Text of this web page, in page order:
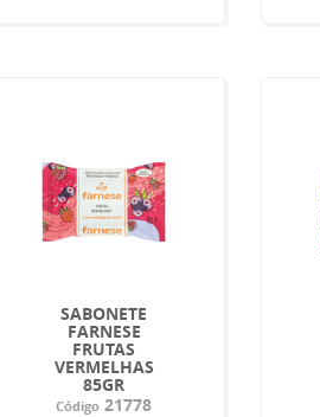
SABONETE
FARNESE
FRUTAS
VERMELHAS
85GR
Código 21778